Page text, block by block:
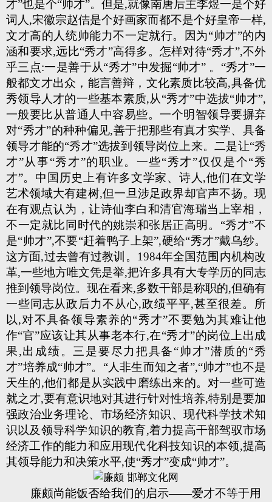
才”也是个“帅才”。但是,就像南唐后主李煜一是个好
词人,宋徽宗赵佶是个好画家而都不是个好皇帝一样,
文才高的人统帅能力不一定就行。因为“帅才”的内
涵和要求,远比“秀才”高得多。怎样对待“秀才”,不外
乎三点:一是善于从“秀才”中发掘“帅才” 。“秀才”一
般都文才出众，能言善辩，文化素质比较高,具备优
秀领导人才的一些基本素质,从“秀才”中选拔“帅才”,
一般要比从普通人中容易些。一个明智领导要摒弃
对“秀才”的种种偏见,善于把那些有真才实学、具备
领导才能的“秀才”选拔到领导岗位上来。二是让“秀
才”从事“秀才”的职业。一些“秀才”仅仅是个“秀
才”。中国历史上有许多文学家、诗人,他们在文学
艺术领域大有建树,但一旦涉足政界却官声不扬。现
在有观点认为，让诗仙李白和清官海瑞当上宰相，
不一定就比同时代的姚崇和张居正高明。“秀才”不
是“帅才”,不要“赶着鸭子上架”,硬给“秀才”戴乌纱。
这方面,过去曾有过教训。1984年全国范围内机构改
革,一些地方唯文凭是举,把许多具有大专学历的同志
推到领导岗位。现在看来,多数干部是称职的,但确有
一些同志从政后力不从心,政绩平平,甚至很差。所
以,对不具备领导素养的“秀才”不要勉为其难让他
作“官”应该让其从事老本行,在“秀才”的岗位上出成
果,出成绩。三是要尽力把具备“帅才”潜质的“秀
才”培养成“帅才”。“人非生而知之者”,“帅才”也不是
天生的,他们都是从实践中磨练出来的。对一些可造
就之才,要有意识地对其进行针对性培养,特别是要加
强政治业务理论、市场经济知识、现代科学技术知
识以及领导科学知识的教育,着力提高干部驾驭市场
经济工作的能力和应用现代化科技知识的本领,提高
其领导能力和决策水平,使“秀才”变成“帅才”。
廉颇尚能饭否给我们的启示——爱才不等于用